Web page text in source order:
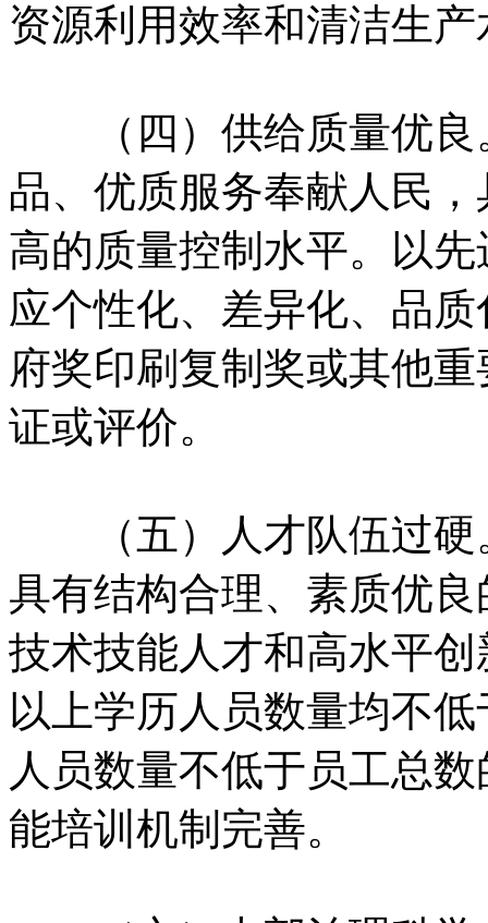
资源利用效率和清洁生产
（四）供给质量优良
品、优质服务奉献人民
高的质量控制水平。以
应个性化、差异化、品
府奖印刷复制奖或其他
证或评价。
（五）人才队伍过硬
具有结构合理、素质优
技术技能人才和高水平
以上学历人员数量均不
人员数量不低于员工总
能培训机制完善。